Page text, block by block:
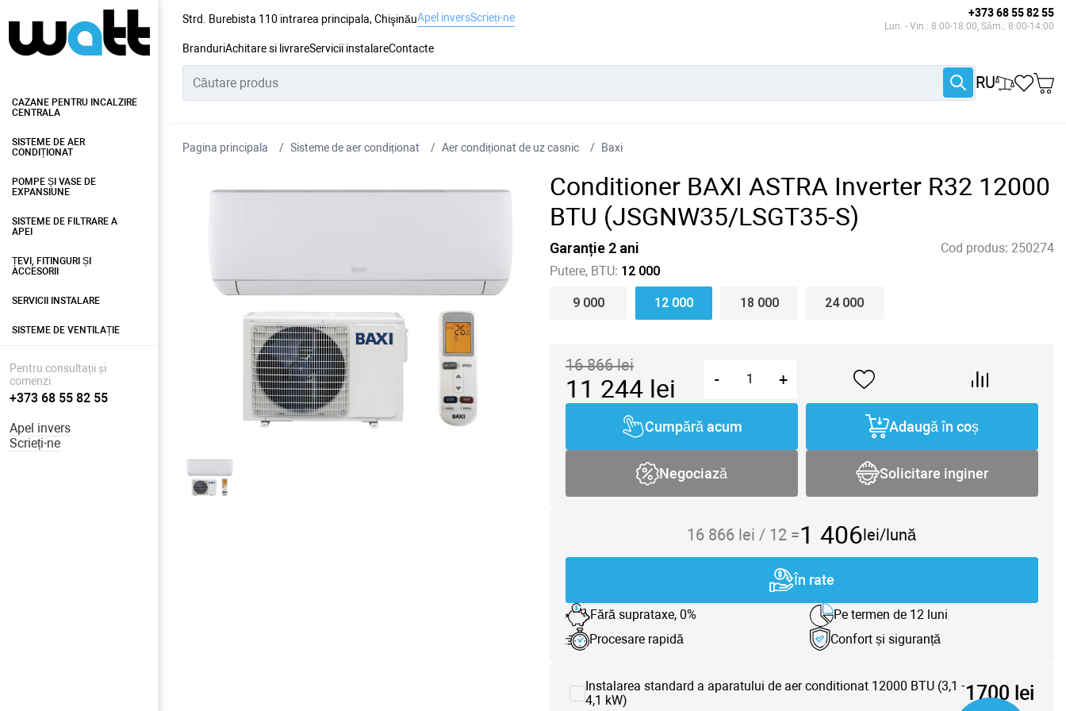
Strd. Burebista 110 intrarea principala, ChişinăuApel inversScrieți-ne +373 68 55 82 55
Lun. - Vin.: 8:00-18:00, Sâm.: 8:00-14:00
BranduriAchitare si livrareServicii instalareContacte
RU
CAZANE PENTRU INCALZIRE
CENTRALA
SISTEME DE AER
CONDIȚIONAT
POMPE ȘI VASE DE
EXPANSIUNE
SISTEME DE FILTRARE A
APEI
ȚEVI, FITINGURI ȘI
ACCESORII
SERVICII INSTALARE
SISTEME DE VENTILAȚIE
Pentru consultații și
comenzi
+373 68 55 82 55
Apel invers
Scrieți-ne
Pagina principala Sisteme de aer condiționat Aer condiționat de uz casnic Baxi
Conditioner BAXI ASTRA Inverter R32 12000
BTU (JSGNW35/LSGT35-S)
Garanție 2 ani Cod produs: 250274
Putere, BTU: 12 000
9 000 12 000 18 000 24 000
16 866lei
11 244lei - +
Cumpără acum Adaugă în coș
Negociază Solicitare inginer
16 866 lei / 12 =1 406lei/lună
În rate
Fără suprataxe, 0%
Pe termen de 12 luni
Procesare rapidă
Confort și siguranță
Instalarea standard a aparatului de aer conditionat 12000 BTU (3,1 -
4,1 kW)
1700 lei